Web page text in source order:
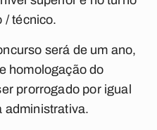
/ técnico.
será de um ano,
homologação do
prorrogado por igual
administrativa.